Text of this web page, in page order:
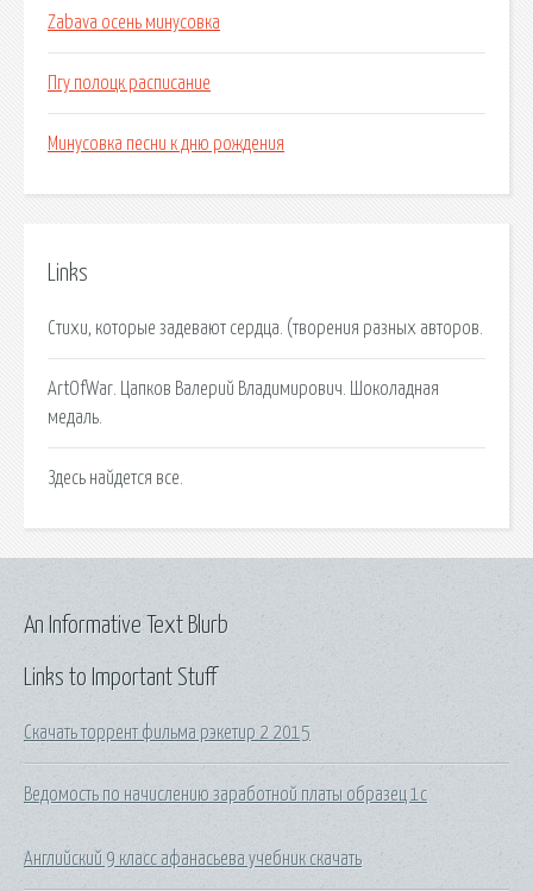
Zabava осень минусовка
Пгу полоцк расписание
Минусовка песни к дню рождения
Links
Стихи, которые задевают сердца. (творения разных авторов.
ArtOfWar. Цапков Валерий Владимирович. Шоколадная
медаль.
Здесь найдется все.
Links to Important Stuff
Скачать торрент фильма рэкетир 2 2015
Ведомость по начислению заработной платы образец 1с
Английский 9 класс афанасьева учебник скачать
An Informative Text Blurb